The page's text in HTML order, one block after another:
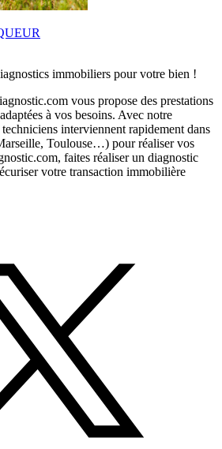
immobiliers pour votre bien !
vous propose des prestations
à vos besoins. Avec notre
interviennent rapidement dans
Toulouse…) pour réaliser vos
faites réaliser un diagnostic
votre transaction immobilière